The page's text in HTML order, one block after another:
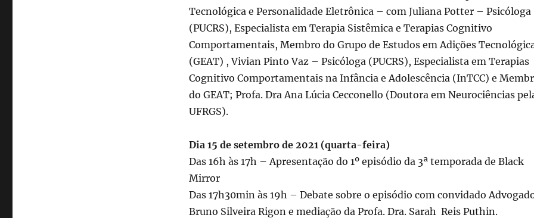
Tecnológica e Personalidade Eletrônica – com Juliana Potter – Psicóloga
(PUCRS), Especialista em Terapia Sistêmica e Terapias Cognitivo
Comportamentais, Membro do Grupo de Estudos em Adições
(GEAT) , Vivian Pinto Vaz – Psicóloga (PUCRS), Especialista em Terapias
Cognitivo Comportamentais na Infância e Adolescência (InTCC) e
do GEAT; Profa. Dra Ana Lúcia Cecconello (Doutora em Neurociências
UFRGS).
Dia 15 de setembro de 2021 (quarta-feira)
Das 16h às 17h – Apresentação do 1º episódio da 3ª temporada de Black
Mirror
Das 17h30min às 19h – Debate sobre o episódio com convidado
Bruno Silveira Rigon e mediação da Profa. Dra. Sarah Reis Puthin.